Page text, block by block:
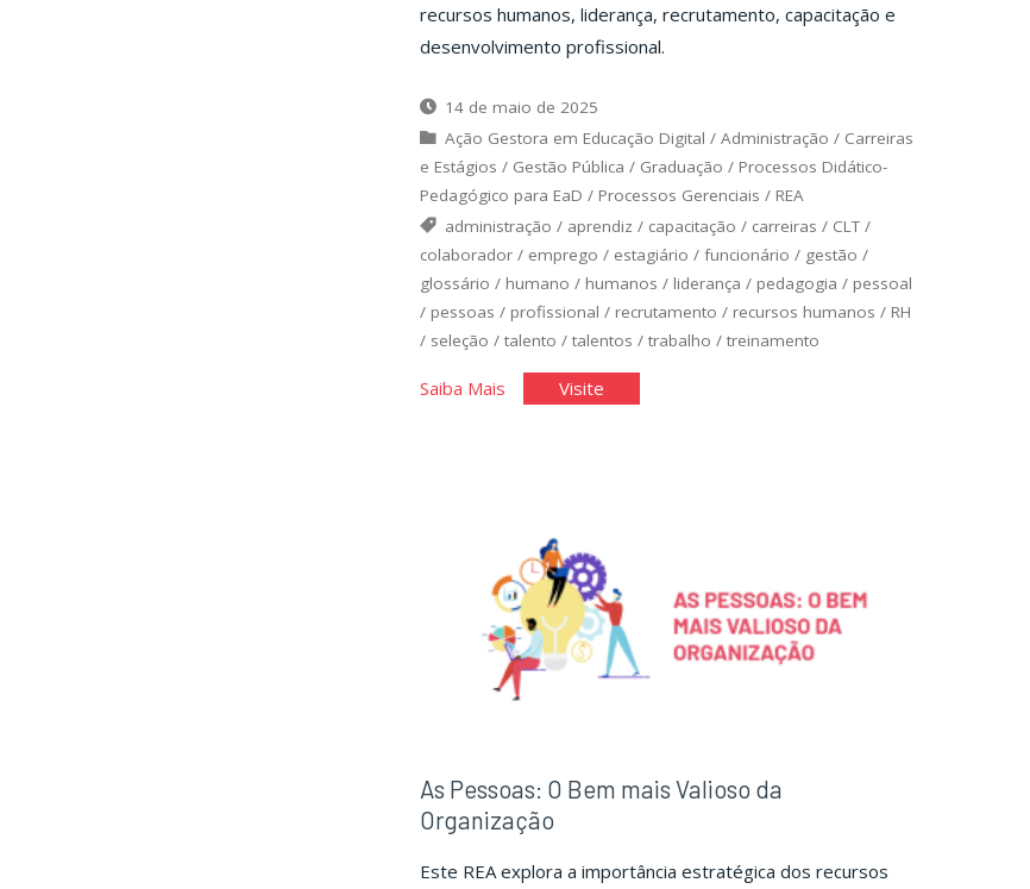
recursos humanos, liderança, recrutamento, capacitação e
desenvolvimento profissional.
14 de maio de 2025
Ação Gestora em Educação Digital /Administração / Carreiras
e Estágios / Gestão Pública / Graduação / Processos Didático-
Pedagógico para EaD / Processos Gerenciais / REA
administração / aprendiz / capacitação / carreiras / CLT /
colaborador/ emprego / estagiário / funcionário / gestão /
glossário / humano / humanos / liderança / pedagogia / pessoal
/ pessoas / profissional / recrutamento / recursos humanos / RH
/ seleção / talento / talentos / trabalho / treinamento
Saiba Mais"Glossário
Visite"Glossário
As Pessoas: O Bem mais Valioso da
Organização
Este REA explora a importância estratégica dos recursos